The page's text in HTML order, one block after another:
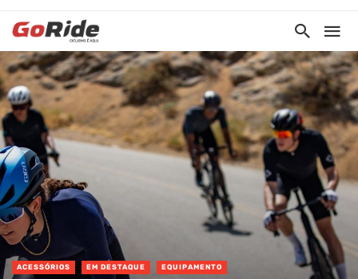
ACESSÓRIOS EM DESTAQUE EQUIPAMENTO